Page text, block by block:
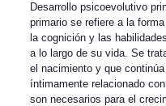
Desarrollo psicoevolutivo
primario se refiere a la
la cognición y las
a lo largo de su vida. Se
el nacimiento y que
íntimamente relacionado
son necesarios para el